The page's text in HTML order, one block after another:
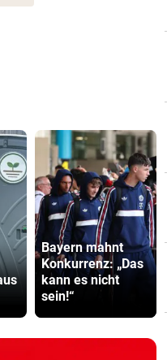
Bayern mahnt
Konkurrenz: „Das
kann es nicht
sein!“